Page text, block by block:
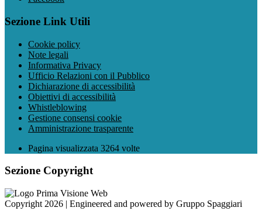
Sezione Link Utili
Cookie policy
Note legali
Informativa Privacy
Ufficio Relazioni con il Pubblico
Dichiarazione di accessibilità
Obiettivi di accessibilità
Whistleblowing
Gestione consensi cookie
Amministrazione trasparente
Pagina visualizzata 3264 volte
Sezione Copyright
Copyright 2026 | Engineered and powered by Gruppo Spaggiari